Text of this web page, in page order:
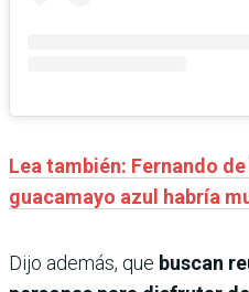
Lea también: Fernando
guacamayo azul habría
Dijo además, que buscan